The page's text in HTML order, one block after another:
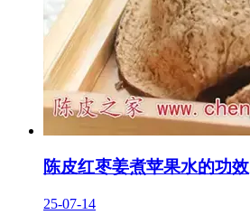
陈皮红枣姜煮苹果水的功效
25-07-14